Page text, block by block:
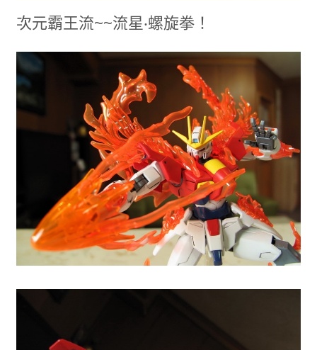
次元霸王流~~流星‧螺旋拳！